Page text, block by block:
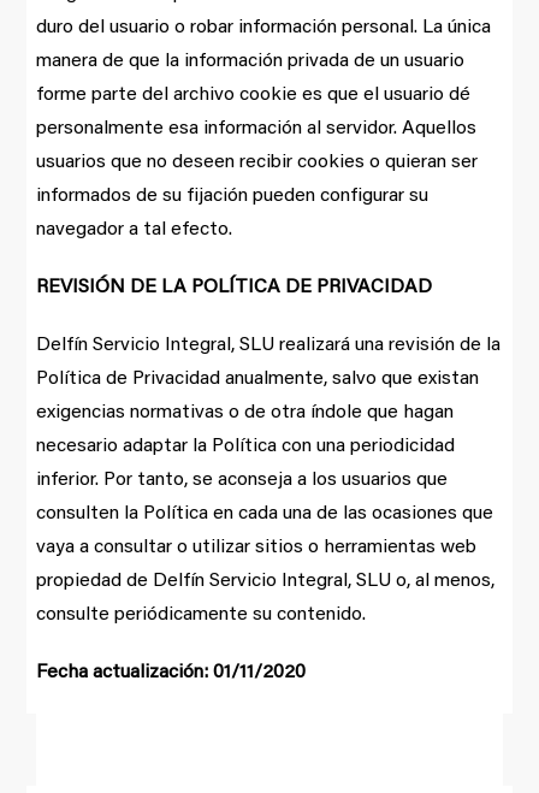
duro del usuario o robar información personal. La única
manera de que la información privada de un usuario
forme parte del archivo cookie es que el usuario dé
personalmente esa información al servidor. Aquellos
usuarios que no deseen recibir cookies o quieran ser
informados de su fijación pueden configurar su
navegador a tal efecto.
REVISIÓN DE LA POLÍTICA DE PRIVACIDAD
Delfín Servicio Integral, SLU realizará una revisión de la
Política de Privacidad anualmente, salvo que existan
exigencias normativas o de otra índole que hagan
necesario adaptar la Política con una periodicidad
inferior. Por tanto, se aconseja a los usuarios que
consulten la Política en cada una de las ocasiones que
vaya a consultar o utilizar sitios o herramientas web
propiedad de Delfín Servicio Integral, SLU o, al menos,
consulte periódicamente su contenido.
Fecha actualización: 01/11/2020